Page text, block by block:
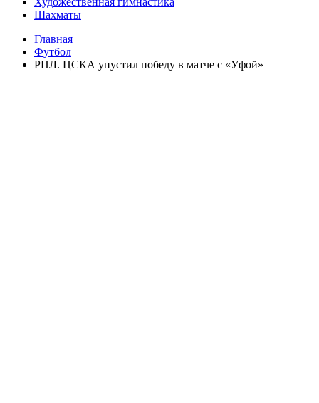
Шахматы
Главная
Футбол
РПЛ. ЦСКА упустил победу в матче с «Уфой»